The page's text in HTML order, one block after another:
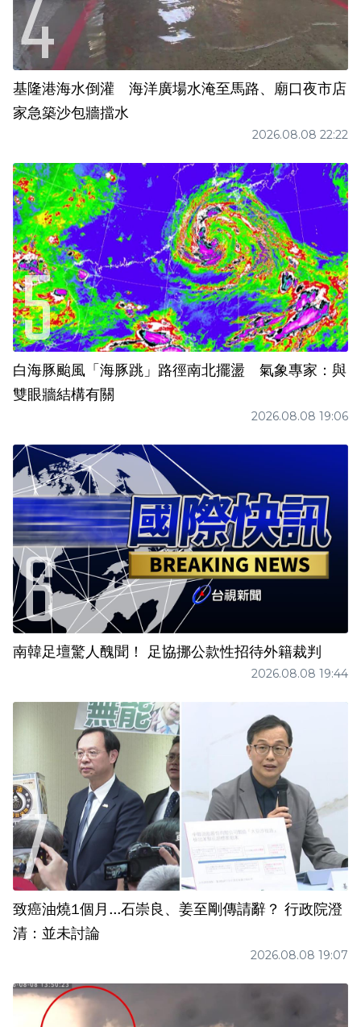
基隆港海水倒灌 海洋廣場水淹至馬路、廟口夜市店
家急築沙包牆擋水
2026.08.08 22:22
白海豚颱風「海豚跳」路徑南北擺盪 氣象專家：與
雙眼牆結構有關
2026.08.08 19:06
南韓足壇驚人醜聞！ 足協挪公款性招待外籍裁判
2026.08.08 19:44
致癌油燒1個月...石崇良、姜至剛傳請辭？ 行政院澄
清：並未討論
2026.08.08 19:07